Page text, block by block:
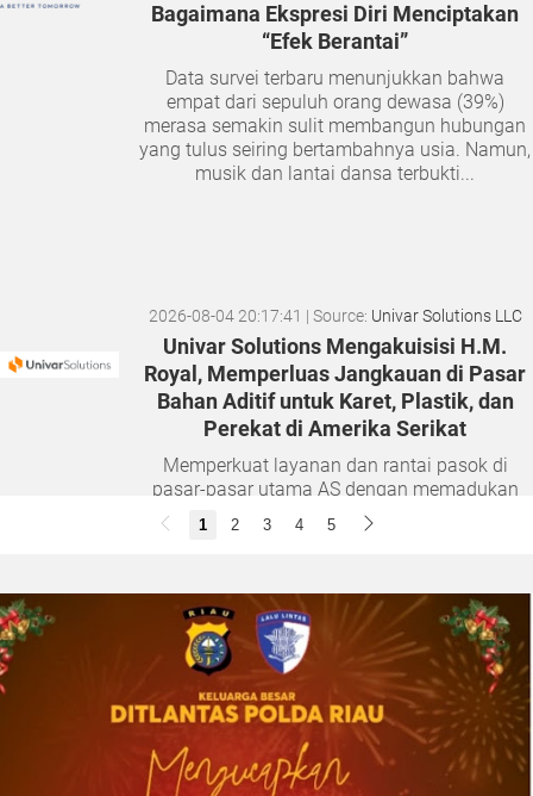
Bagaimana Ekspresi Diri Menciptakan
“Efek Berantai”
Data survei terbaru menunjukkan bahwa
empat dari sepuluh orang dewasa (39%)
merasa semakin sulit membangun hubungan
yang tulus seiring bertambahnya usia. Namun,
musik dan lantai dansa terbukti...
2026-08-04 20:17:41 | Source: Univar Solutions LLC
Univar Solutions Mengakuisisi H.M.
Royal, Memperluas Jangkauan di Pasar
Bahan Aditif untuk Karet, Plastik, dan
Perekat di Amerika Serikat
Memperkuat layanan dan rantai pasok di
pasar-pasar utama AS dengan memadukan
satu abad keahlian teknis dan hubungan
pelanggan yang dilandasi kepercayaan
2026-08-01 00:27:35 Univar Solutions LLC
Univar Solutions Mengapresiasi Mitra
Transportasi Terbaik di Ajang Carrier
Awards Tahunan
1 2 3 4 5